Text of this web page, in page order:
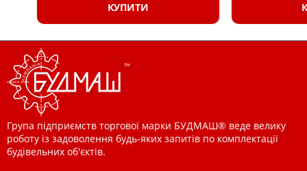
КУПИТИ
Група підприємств торгової марки БУДМАШ® веде велику
роботу із задоволення будь-яких запитів по комплектації
будівельних об'єктів.